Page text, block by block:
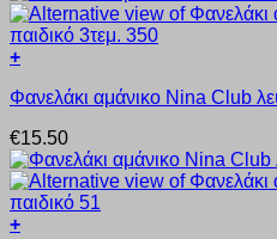
+
το
έχει
πολλαπλές
παραλλαγές.
Οι
επιλογές
Φανελάκι αμάνικο Nina Club
€15.50
+